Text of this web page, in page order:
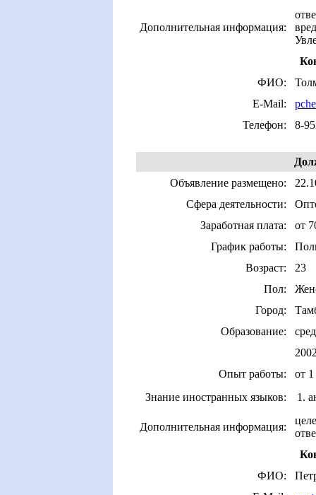
Дополнительная информация:
ФИО:
E-Mail:
Телефон:
8-
Объявление размещено:
Сфера деятельности:
Заработная плата:
от
График работы:
Возраст:
23
Пол:
Город:
Образование:
Опыт работы:
от 1
Знание иностранных языков:
1.
Дополнительная информация:
ФИО: